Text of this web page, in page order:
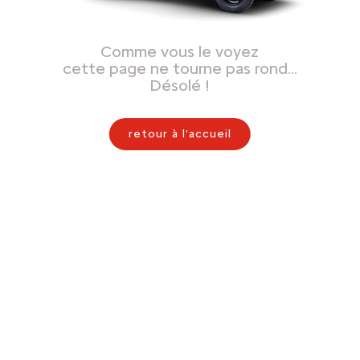
Comme vous le voyez
cette page ne tourne pas rond…
Désolé !
retour à l'accueil